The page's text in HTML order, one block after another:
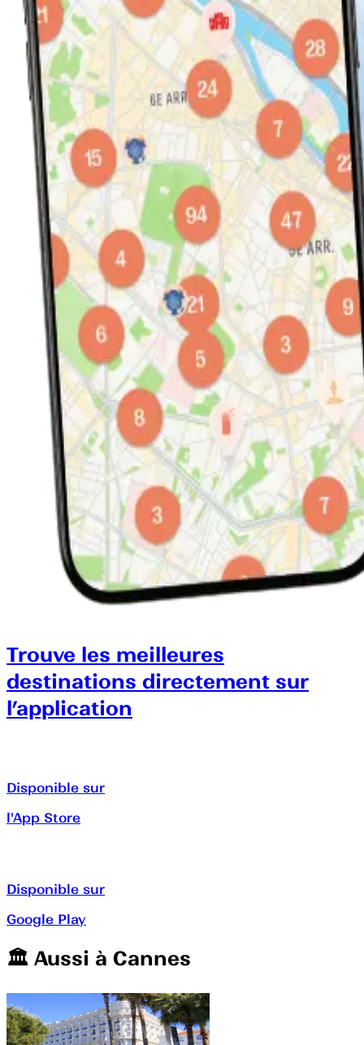
Trouve les meilleures
destinations directement sur
l’application
Disponible sur
l'App Store
Disponible sur
Google Play
🏛️️ Aussi à Cannes